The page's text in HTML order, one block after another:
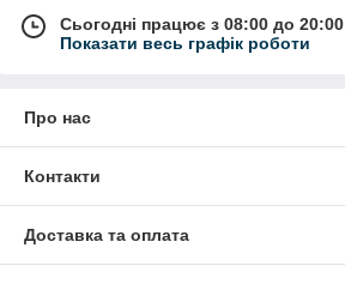
Сьогодні працює з 08:00 до 20:00
Показати весь графік роботи
Про нас
Контакти
Доставка та оплата